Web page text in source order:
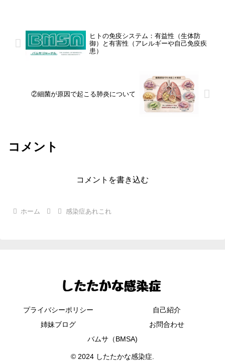
ヒトの免疫システム：有益性（生体防
御）と有害性（アレルギーや自己免疫疾
患）
②細菌が原因で起こる肺炎について
コメント
コメントを書き込む
ホーム 感染症あれこれ
プライバシーポリシー
自己紹介
姉妹ブログ
お問合わせ
バムサ（BMSA)
© 2024 したたかな感染症.